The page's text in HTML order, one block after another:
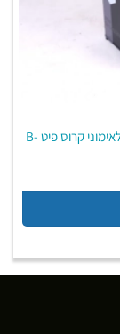
קוביה פליאומטרית רכה מקצועית לאימוני קרוס פיט B-